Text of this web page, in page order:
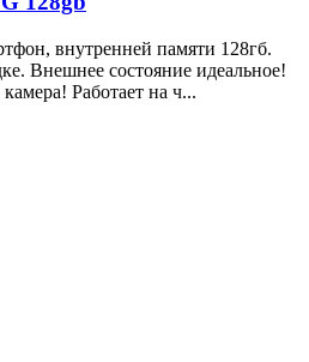
внутренней памяти 128гб.
Внешнее состояние идеальное!
Работает на ч...